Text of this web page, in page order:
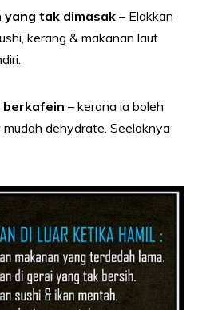
yang tak dimasak – Elakkan
kerang & makanan laut
berkafein – kerana ia boleh
dehydrate. Seeloknya